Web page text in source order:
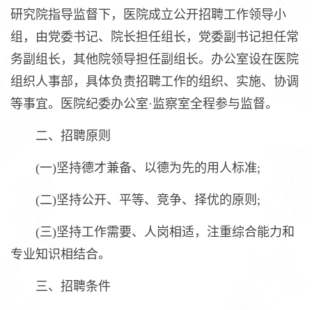
研究院指导监督下，医院成立公开招聘工作领导小
组，由党委书记、院长担任组长，党委副书记担任常
务副组长，其他院领导担任副组长。办公室设在医院
组织人事部，具体负责招聘工作的组织、实施、协调
等事宜。医院纪委办公室·监察室全程参与监督。
二、招聘原则
(一)坚持德才兼备、以德为先的用人标准;
(二)坚持公开、平等、竞争、择优的原则;
(三)坚持工作需要、人岗相适，注重综合能力和
专业知识相结合。
三、招聘条件